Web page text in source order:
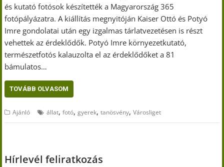
és kutató fotósok készítették a Magyarország 365
fotópályázatra. A kiállítás megnyitóján Kaiser Ottó és Potyó
Imre gondolatai után egy izgalmas tárlatvezetésen is részt
vehettek az érdeklődők. Potyó Imre környezetkutató,
természetfotós kalauzolta el az érdeklődőket a 81
bámulatos…
TOVÁBB OLVASOM
Ajánló állat,fotó,gyerek,tanösvény,Városliget
Hírlevél feliratkozás